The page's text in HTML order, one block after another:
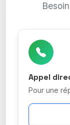
Appel
Pour une